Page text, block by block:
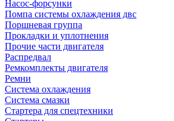
Насос-форсунки
Помпа системы охлаждения двс
Поршневая группа
Прокладки и уплотнения
Прочие части двигателя
Распредвал
Ремкомплекты двигателя
Ремни
Система охлаждения
Система смазки
Стартера для спецтехники